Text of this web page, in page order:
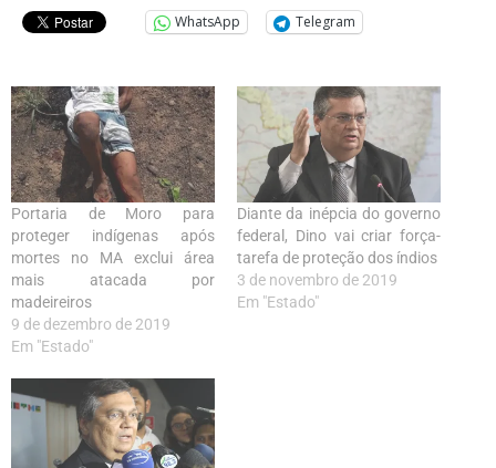
WhatsApp Telegram
Portaria de Moro para
proteger indígenas após
mortes no MA exclui área
mais atacada por
madeireiros
9 de dezembro de 2019
Em "Estado"
Diante da inépcia do governo
federal, Dino vai criar força-
tarefa de proteção dos índios
3 de novembro de 2019
Em "Estado"